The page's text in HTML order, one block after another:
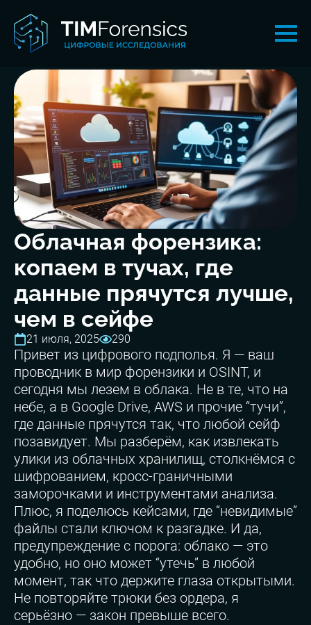
Облачная форензика:
копаем в тучах, где
данные прячутся лучше,
чем в сейфе
21 июля, 2025 290
Привет из цифрового подполья. Я — ваш
проводник в мир форензики и OSINT, и
сегодня мы лезем в облака. Не в те, что на
небе, а в Google Drive, AWS и прочие “тучи”,
где данные прячутся так, что любой сейф
позавидует. Мы разберём, как извлекать
улики из облачных хранилищ, столкнёмся с
шифрованием, кросс-граничными
заморочками и инструментами анализа.
Плюс, я поделюсь кейсами, где “невидимые”
файлы стали ключом к разгадке. И да,
предупреждение с порога: облако — это
удобно, но оно может “утечь” в любой
момент, так что держите глаза открытыми.
Не повторяйте трюки без ордера, я
серьёзно — закон превыше всего.